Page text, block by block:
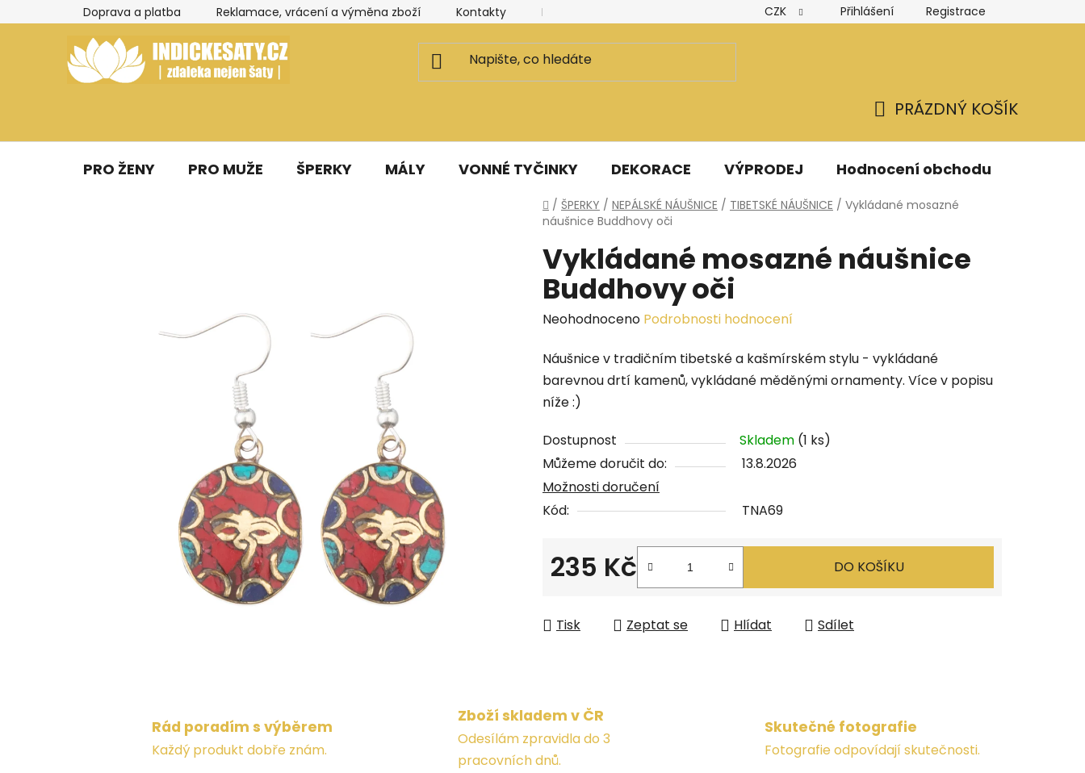
na
Doprava a platba Reklamace, vrácení a výměna zboží Kontakty Kancelář a ateliér Hodnocení obchodu Obchodní podmínky
CZK Přihlášení Registrace
KOŠÍK
PRÁZDNÝ KOŠÍK
PRO ŽENY PRO MUŽE ŠPERKY MÁLY VONNÉ TYČINKY DEKORACE VÝPRODEJ Hodnocení obchodu
Domů
/ ŠPERKY / NEPÁLSKÉ NÁUŠNICE / TIBETSKÉ NÁUŠNICE / Vykládané mosazné
náušnice Buddhovy oči
Vykládané mosazné náušnice
Buddhovy oči
Průměrné
produktu
je
0,0
5
hvězdiček.
Neohodnoceno Podrobnosti hodnocení
Náušnice v tradičním tibetské a kašmírském stylu - vykládané
barevnou drtí kamenů, vykládané měděnými ornamenty. Více v popisu
níže :)
Dostupnost Skladem (1 ks)
Můžeme doručit do:
13.8.2026
Možnosti doručení
Kód:
TNA69
235 Kč DO KOŠÍKU
Tisk Zeptat se Hlídat Sdílet
Rád poradím s výběrem
Každý produkt dobře znám.
Zboží skladem v ČR
Odesílám zpravidla do 3
pracovních dnů.
Skutečné fotografie
Fotografie odpovídají skutečnosti.